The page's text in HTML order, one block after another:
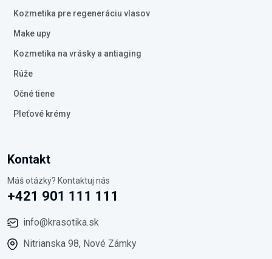
Kozmetika pre regeneráciu vlasov
Make upy
Kozmetika na vrásky a antiaging
Rúže
Očné tiene
Pleťové krémy
Kontakt
Máš otázky? Kontaktuj nás
+421 901 111 111
info@krasotika.sk
Nitrianska 98, Nové Zámky